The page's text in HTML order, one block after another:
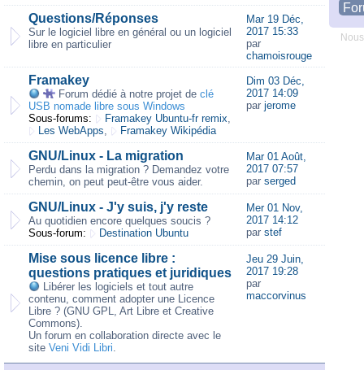
Questions/Réponses
Sur le logiciel libre en général ou un logiciel
libre en particulier
Mar 19 Déc,
2017 15:33
par
chamoisrouge
Framakey
Forum dédié à notre projet de clé
USB nomade libre sous Windows
Sous-forums:
Framakey Ubuntu-fr remix,
Les WebApps, Framakey Wikipédia
Dim 03 Déc,
2017 14:09
par jerome
GNU/Linux - La migration
Perdu dans la migration ? Demandez votre
chemin, on peut peut-être vous aider.
Mar 01 Août,
2017 07:57
par serged
GNU/Linux - J'y suis, j'y reste
Au quotidien encore quelques soucis ?
Sous-forum:
Destination Ubuntu
Mer 01 Nov,
2017 14:12
par stef
Mise sous licence libre :
questions pratiques et juridiques
Libérer les logiciels et tout autre
contenu, comment adopter une Licence
Libre ? (GNU GPL, Art Libre et Creative
Commons).
Un forum en collaboration directe avec le
site Veni Vidi Libri.
Jeu 29 Juin,
2017 19:28
par
maccorvinus